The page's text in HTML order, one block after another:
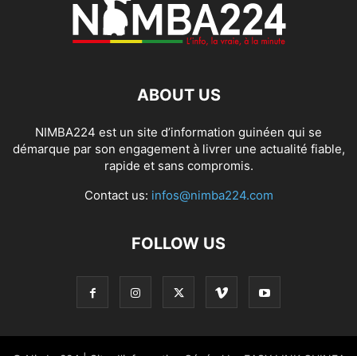
ABOUT US
NIMBA224 est un site d’information guinéen qui se
démarque par son engagement à livrer une actualité fiable,
rapide et sans compromis.
Contact us: infos@nimba224.com
FOLLOW US